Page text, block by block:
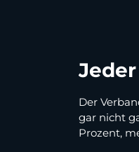
Der
gar nicht
Prozent,